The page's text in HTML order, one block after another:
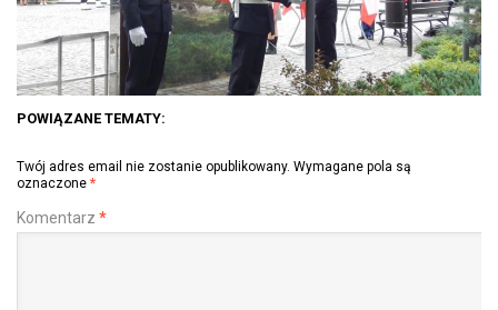
POWIĄZANE TEMATY:
Twój adres email nie zostanie opublikowany. Wymagane pola są
oznaczone *
Komentarz *